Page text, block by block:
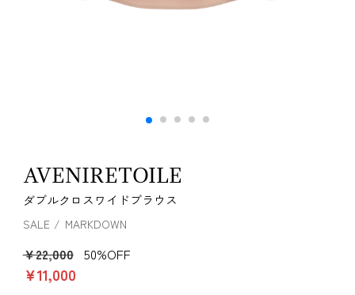
AVENIRETOILE
ダブルクロスワイドブラウス
SALE MARKDOWN
￥22,000 50%OFF
￥11,000